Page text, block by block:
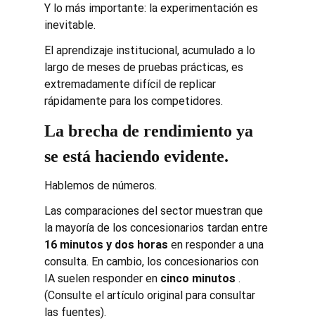
Y lo más importante: la experimentación es
inevitable.
El aprendizaje institucional, acumulado a lo
largo de meses de pruebas prácticas, es
extremadamente difícil de replicar
rápidamente para los competidores.
La brecha de rendimiento ya
se está haciendo evidente.
Hablemos de números.
Las comparaciones del sector muestran que
la mayoría de los concesionarios tardan entre
16 minutos y dos horas en responder a una
consulta. En cambio, los concesionarios con
IA suelen responder en cinco minutos .
(Consulte el artículo original para consultar
las fuentes).